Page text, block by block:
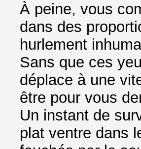
À peine, vous
dans des
hurlement
Sans que ces
déplace à une
être pour vous
Un instant de
plat ventre dans